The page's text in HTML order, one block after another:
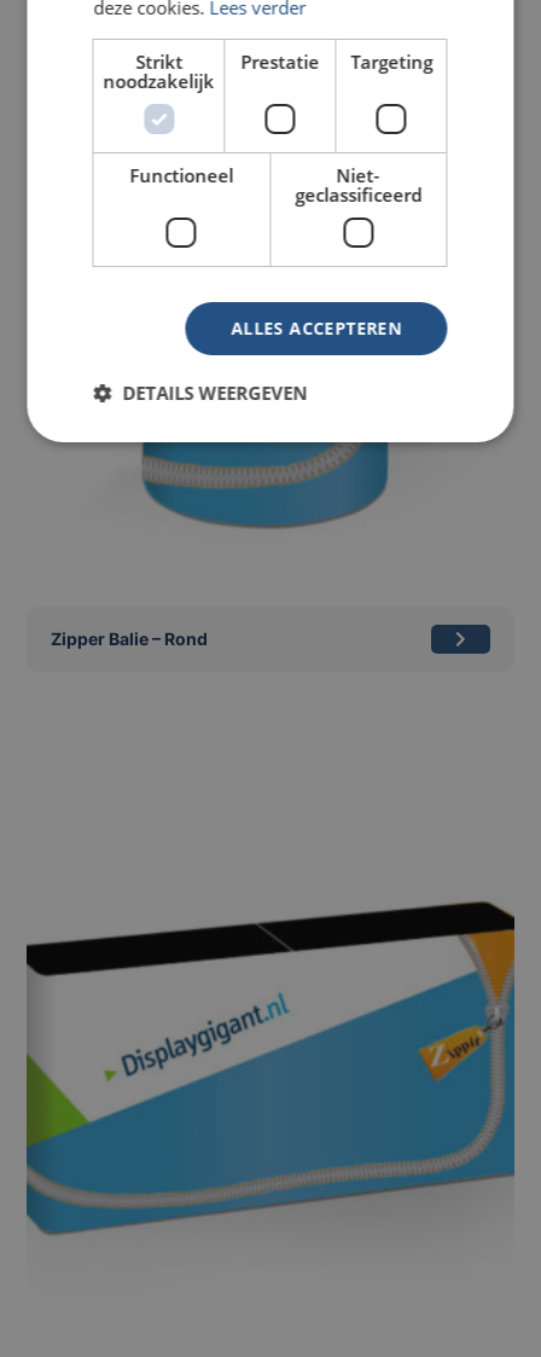
Zipper Balie – Rond
deze cookies. Lees verder
Strikt
noodzakelijk
Prestatie Targeting
Functioneel
Niet-
geclassificeerd
ALLES ACCEPTEREN
DETAILS WEERGEVEN